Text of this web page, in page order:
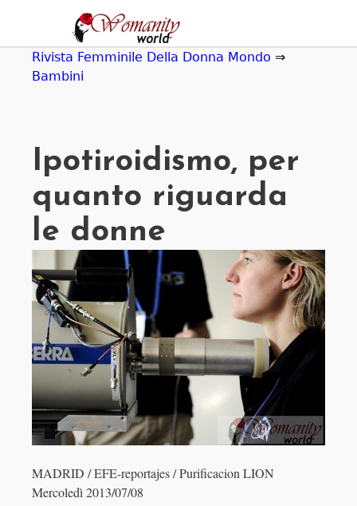
navigation
Rivista Femminile Della Donna Mondo ⇒
Bambini
Ipotiroidismo, per
quanto riguarda
le donne
MADRID / EFE-reportajes / Purificacion LION
Mercoledì 2013/07/08